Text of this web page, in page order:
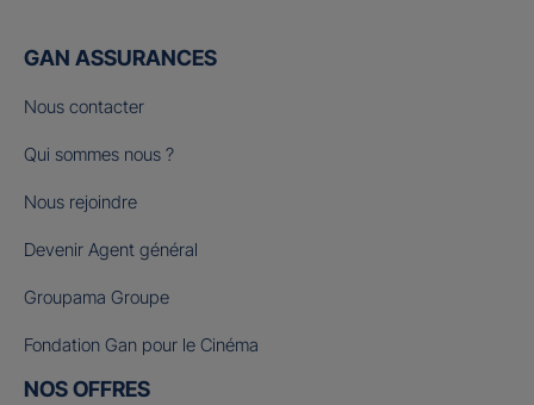
GAN ASSURANCES
Nous contacter
Qui sommes nous ?
Nous rejoindre
Devenir Agent général
Groupama Groupe
Fondation Gan pour le Cinéma
NOS OFFRES